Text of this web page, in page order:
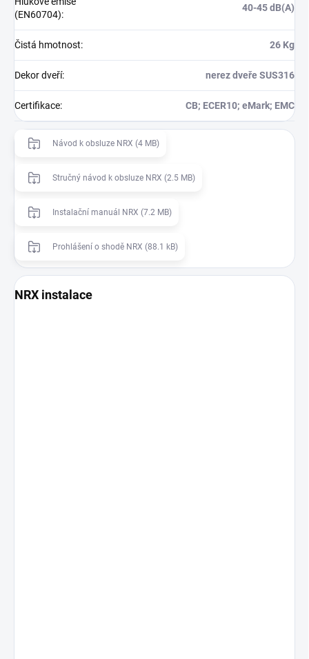
(EN60704):
40-45 dB(A)
Čistá hmotnost: 26 Kg
Dekor dveří: nerez dveře SUS316
Certifikace: CB; ECER10; eMark; EMC
Návod k obsluze NRX (4 MB)
Stručný návod k obsluze NRX (2.5 MB)
Instalační manuál NRX (7.2 MB)
Prohlášení o shodě NRX (88.1 kB)
NRX instalace